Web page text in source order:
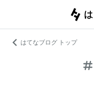
はてなブログ トップ